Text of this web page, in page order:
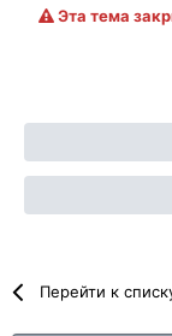
Эта тема
Перейти к